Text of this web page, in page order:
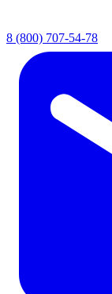
8 (800) 707-54-78